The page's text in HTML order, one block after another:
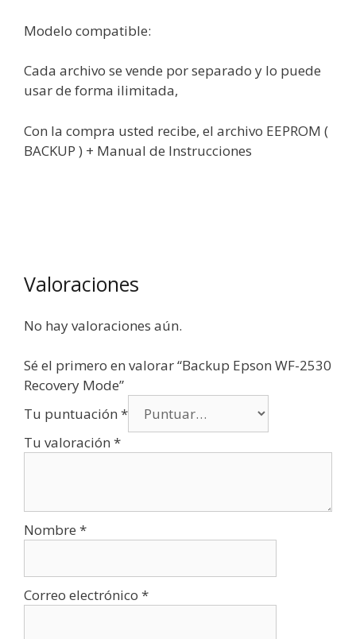
Modelo compatible:
Cada archivo se vende por separado y lo puede
usar de forma ilimitada,
Con la compra usted recibe, el archivo EEPROM (
BACKUP ) + Manual de Instrucciones
Valoraciones
No hay valoraciones aún.
Sé el primero en valorar “Backup Epson WF-2530
Recovery Mode”
Tu puntuación *
Tu valoración *
Nombre *
Correo electrónico *